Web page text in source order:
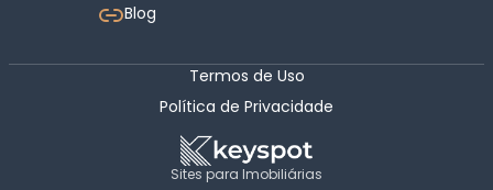
Blog
Termos de Uso
Política de Privacidade
Sites para Imobiliárias